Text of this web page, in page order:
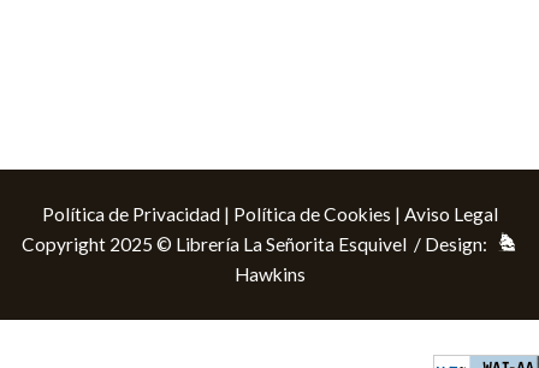
Política de Privacidad| Política de Cookies | Aviso Legal
Copyright 2025 © Librería La Señorita Esquivel / Design:
Hawkins